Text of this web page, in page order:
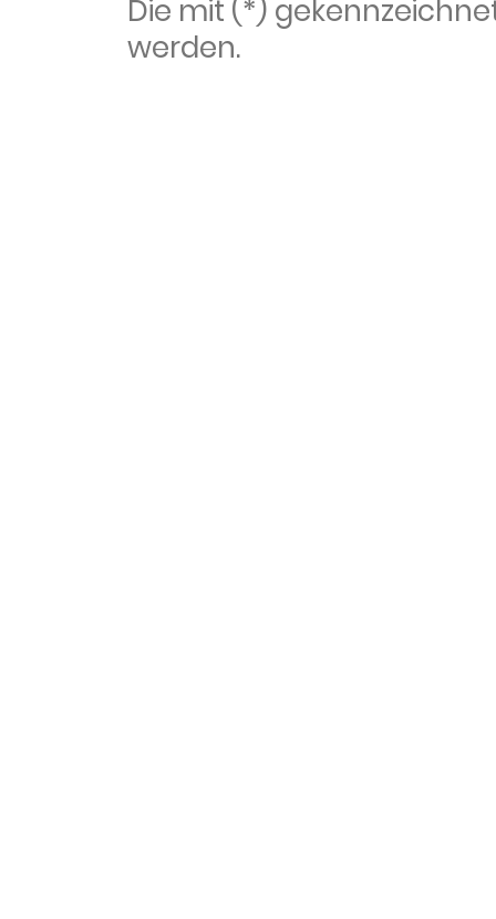
Die mit (*)
werden.